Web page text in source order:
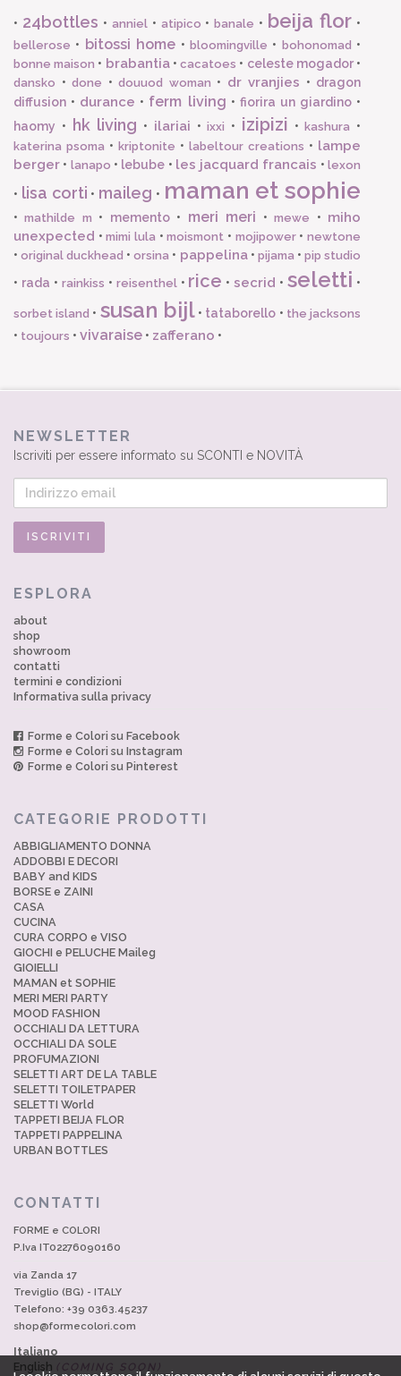
• 24bottles • anniel• atipico •banale • beija flor •
bellerose • bitossi home • bloomingville • bohonomad •
bonne maison • brabantia•cacatoes • celeste mogador•
dansko • done • douuod woman • dr vranjies • dragon
diffusion • durance • ferm living • fiorira un giardino•
haomy • hk living • ilariai •ixxi • izipizi •kashura •
katerina psoma • kriptonite • labeltour creations • lampe
berger • lanapo • lebube • les jacquard francais •lexon
• lisa corti • maileg • maman et sophie
•mathilde m • memento• meri meri •mewe • miho
unexpected •mimi lula •moismont • mojipower•newtone
•original duckhead •orsina • pappelina• pijama • pip studio
• rada • rainkiss • reisenthel• rice •secrid •seletti •
sorbet island • susan bijl• tataborello • the jacksons
• toujours • vivaraise • zafferano •
NEWSLETTER
Iscriviti per essere informato su SCONTI e NOVITÀ
ESPLORA
about
shop
showroom
contatti
termini e condizioni
Informativa sulla privacy
Forme e Colori su Facebook
Forme e Colori su Instagram
Forme e Colori su Pinterest
CATEGORIE PRODOTTI
ABBIGLIAMENTO DONNA
ADDOBBI E DECORI
BABY and KIDS
BORSE e ZAINI
CASA
CUCINA
CURA CORPO e VISO
GIOCHI e PELUCHE Maileg
GIOIELLI
MAMAN et SOPHIE
MERI MERI PARTY
MOOD FASHION
OCCHIALI DA LETTURA
OCCHIALI DA SOLE
PROFUMAZIONI
SELETTI ART DE LA TABLE
SELETTI TOILETPAPER
SELETTI World
TAPPETI BEIJA FLOR
TAPPETI PAPPELINA
URBAN BOTTLES
CONTATTI
FORME e COLORI
P.Iva IT02276090160
via Zanda 17
Treviglio (BG) - ITALY
Telefono: +39 0363.45237
shop@formecolori.com
Italiano
English (COMING SOON)